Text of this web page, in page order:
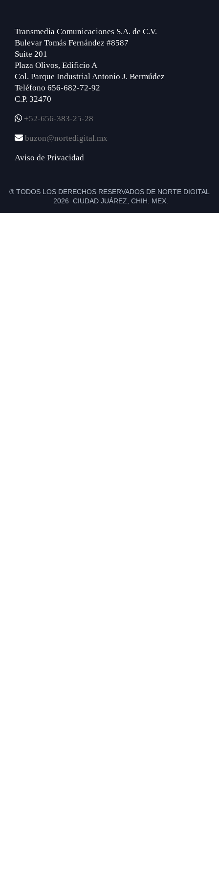
Transmedia Comunicaciones S.A. de C.V.
Bulevar Tomás Fernández #8587
Suite 201
Plaza Olivos, Edificio A
Col. Parque Industrial Antonio J. Bermúdez
Teléfono 656-682-72-92
C.P. 32470
+52-656-383-25-28
buzon@nortedigital.mx
Aviso de Privacidad
® TODOS LOS DERECHOS RESERVADOS DE NORTE DIGITAL
2026 CIUDAD JUÁREZ, CHIH. MEX.